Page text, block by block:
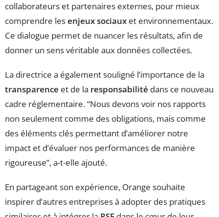
collaborateurs et partenaires externes, pour mieux
comprendre lesenjeux sociaux et environnementaux.
Ce dialogue permet de nuancer les résultats, afin de
donner un sens véritable aux données collectées.
La directrice a également souligné l’importance de la
transparence et de la responsabilité dans ce nouveau
cadre réglementaire. “Nous devons voir nos rapports
non seulement comme des obligations, mais comme
des éléments clés permettant d’améliorer notre
impact et d’évaluer nos performances de manière
rigoureuse”, a-t-elle ajouté.
En partageant son expérience, Orange souhaite
inspirer d’autres entreprises à adopter des pratiques